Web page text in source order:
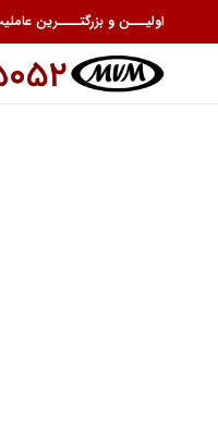
اولیـــن و بزرگتــــرین